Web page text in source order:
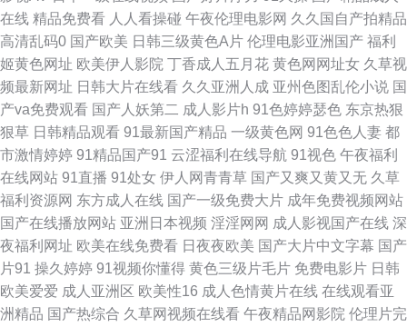
综合另类第四页 91中文娱乐网 成人福利午夜导航西瓜 日韩精品无码tv 91黑
丝足交在线观看 97超碰人人妻 91v美日韩 超碰在线网址 韩国操逼剧场 欧美
艹艹 亚州欧美日韩综合在线 91视频地址 91草莓在线 国产91九色 黄色91网
址 日韩殴美色图 91超碰在线青青草 91伦理 激情六月天婷婷 日韩成人一卡
91老司机综合热 影音先锋人妻资源 东方AV免费网 国产午夜在线看 无码日韩
尿 91夫妻海角论坛 91天堂在线 伊人在线9 www夜夜肏肏 美女福利91 综合
小影院 97韩国在线午夜影院 精东逼成人 AV福利免费播放 欧美日韩精品推荐
在线 精品免费看 人人看操碰 午夜伦理电影网 久久国自产拍精品
高清乱码0 国产欧美 日韩三级黄色A片 伦理电影亚洲国产 福利
姬黄色网址 欧美伊人影院 丁香成人五月花 黄色网网址女 久草视
频最新网址 日韩大片在线看 久久亚洲人成 亚州色图乱伦小说 国
产va免费观看 国产人妖第二 成人影片h 91色婷婷瑟色 东京热狠
狠草 日韩精品观看 91最新国产精品 一级黄色网 91色色人妻 都
市激情婷婷 91精品国产91 云涩福利在线导航 91视色 午夜福利
在线网站 91直播 91处女 伊人网青青草 国产又爽又黄又无 久草
福利资源网 东方成人在线 国产一级免费大片 成年免费视频网站
国产在线播放网站 亚洲日本视频 淫淫网网 成人影视国产在线 深
夜福利网址 欧美在线免费看 日夜夜欧美 国产大片中文字幕 国产
片91 操久婷婷 91视频你懂得 黄色三级片毛片 免费电影片 日韩
欧美爱爱 成人亚洲区 欧美性16 成人色情黄片在线 在线观看亚
洲精品 国产热综合 久草网视频在线看 午夜精品网影院 伦理片完